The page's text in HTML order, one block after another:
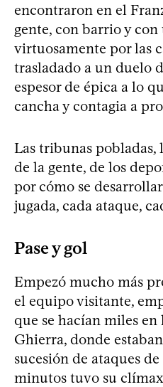
encontraron en el
gente, con barrio y
virtuosamente por las
trasladado a un duelo
espesor de épica a lo
cancha y contagia a
Las tribunas pobladas,
de la gente, de los
por cómo se
jugada, cada ataque,
Pase y gol
Empezó mucho más
el equipo visitante,
que se hacían miles
Ghierra, donde
sucesión de ataques
minutos tuvo su